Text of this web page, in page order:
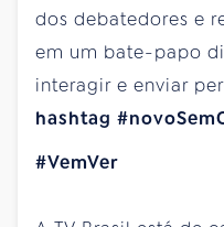
dos debatedores e
em um bate-papo
interagir e enviar
hashtag
#VemVer